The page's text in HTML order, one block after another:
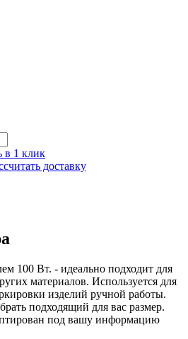
в 1 клик
доставку
100 Вт. - идеально подходит для
материалов. Используется для
изделий ручной работы.
подходящий для вас размер.
под вашу информацию